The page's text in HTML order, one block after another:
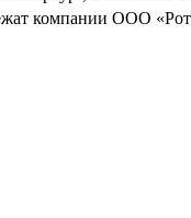
компании ООО